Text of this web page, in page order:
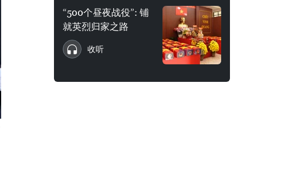
“500个昼夜战役”: 铺
就英烈归家之路
收听